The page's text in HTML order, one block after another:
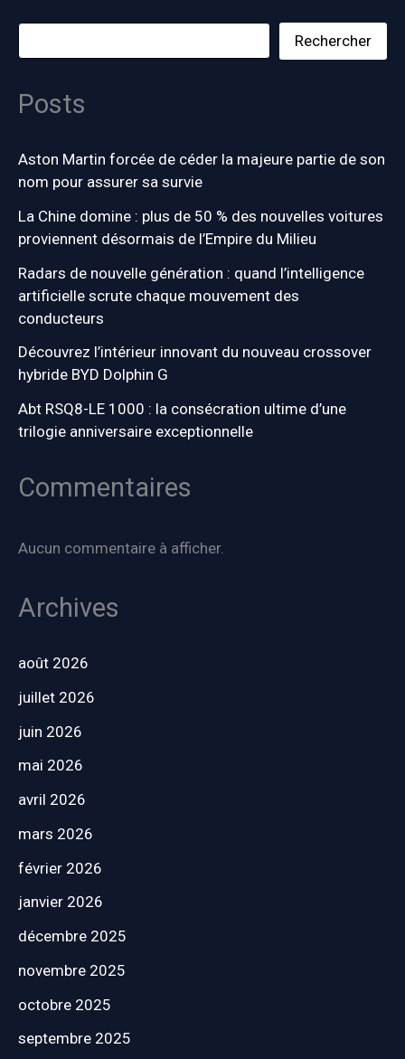
Rechercher
Posts
Aston Martin forcée de céder la majeure partie de son
nom pour assurer sa survie
La Chine domine : plus de 50 % des nouvelles voitures
proviennent désormais de l’Empire du Milieu
Radars de nouvelle génération : quand l’intelligence
artificielle scrute chaque mouvement des
conducteurs
Découvrez l’intérieur innovant du nouveau crossover
hybride BYD Dolphin G
Abt RSQ8-LE 1000 : la consécration ultime d’une
trilogie anniversaire exceptionnelle
Commentaires
Aucun commentaire à afficher.
Archives
août 2026
juillet 2026
juin 2026
mai 2026
avril 2026
mars 2026
février 2026
janvier 2026
décembre 2025
novembre 2025
octobre 2025
septembre 2025